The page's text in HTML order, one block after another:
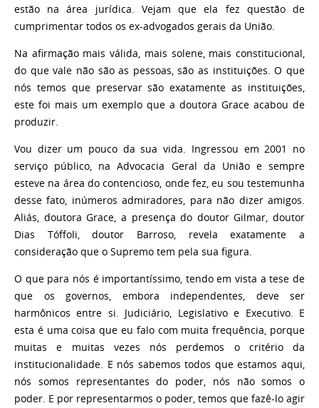
estão na área jurídica. Vejam que ela fez questão de
cumprimentar todos os ex-advogados gerais da União.
Na afirmação mais válida, mais solene, mais constitucional,
do que vale não são as pessoas, são as instituições. O que
nós temos que preservar são exatamente as instituições,
este foi mais um exemplo que a doutora Grace acabou de
produzir.
Vou dizer um pouco da sua vida. Ingressou em 2001 no
serviço público, na Advocacia Geral da União e sempre
esteve na área do contencioso, onde fez, eu sou testemunha
desse fato, inúmeros admiradores, para não dizer amigos.
Aliás, doutora Grace, a presença do doutor Gilmar, doutor
Dias Tóffoli, doutor Barroso, revela exatamente a
consideração que o Supremo tem pela sua figura.
O que para nós é importantíssimo, tendo em vista a tese de
que os governos, embora independentes, deve ser
harmônicos entre si. Judiciário, Legislativo e Executivo. E
esta é uma coisa que eu falo com muita frequência, porque
muitas e muitas vezes nós perdemos o critério da
institucionalidade. E nós sabemos todos que estamos aqui,
nós somos representantes do poder, nós não somos o
poder. E por representarmos o poder, temos que fazê-lo agir